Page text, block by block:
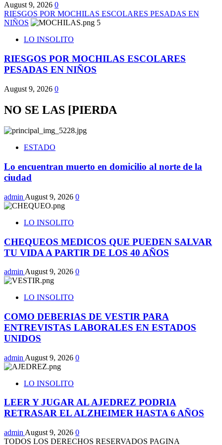
August 9, 2026 0
RIESGOS POR MOCHILAS ESCOLARES PESADAS EN
NIÑOS
5
LO INSOLITO
RIESGOS POR MOCHILAS ESCOLARES
PESADAS EN NIÑOS
August 9, 2026 0
NO SE LAS [PIERDA
ESTADO
Lo encuentran muerto en domicilio al norte de la
ciudad
admin August 9, 2026 0
LO INSOLITO
CHEQUEOS MEDICOS QUE PUEDEN SALVAR
TU VIDA A PARTIR DE LOS 40 AÑOS
admin August 9, 2026 0
LO INSOLITO
COMO DEBERIAS DE VESTIR PARA
ENTREVISTAS LABORALES EN ESTADOS
UNIDOS
admin August 9, 2026 0
LO INSOLITO
LEER Y JUGAR AL AJEDREZ PODRIA
RETRASAR EL ALZHEIMER HASTA 6 AÑOS
admin August 9, 2026 0
TODOS LOS DERECHOS RESERVADOS PAGINA